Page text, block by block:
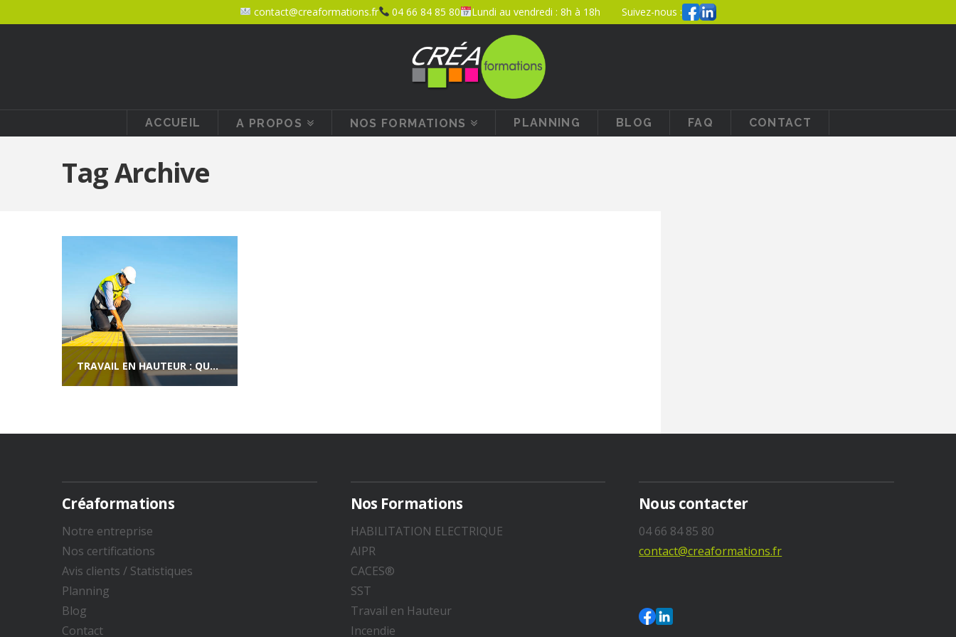
contact@creaformations.fr 04 66 84 85 80 Lundi au vendredi : 8h à 18h Suivez-nous :
ACCUEIL A PROPOS NOS FORMATIONS PLANNING BLOG FAQ CONTACT
Tag Archive
TRAVAIL EN HAUTEUR : QUELLE HABILITATION ?
Créaformations
Notre entreprise
Nos certifications
Avis clients / Statistiques​
Planning
Blog
Contact
Nos Formations
HABILITATION ELECTRIQUE
AIPR
CACES®
SST
Travail en Hauteur
Incendie
Nous contacter
04 66 84 85 80
contact@creaformations.fr